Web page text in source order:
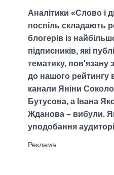
Аналітики «Слово і
поспіль складають
блогерів із
підписників, які
тематику, пов'язану
до нашого рейтингу
канали Яніни
Бутусова, а Івана
Жданова – вибули.
уподобання